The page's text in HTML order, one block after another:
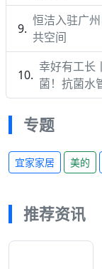
恒洁入驻广
共空间
幸好有工长
菌！抗菌水
专题
宜家家居 美的
推荐资讯